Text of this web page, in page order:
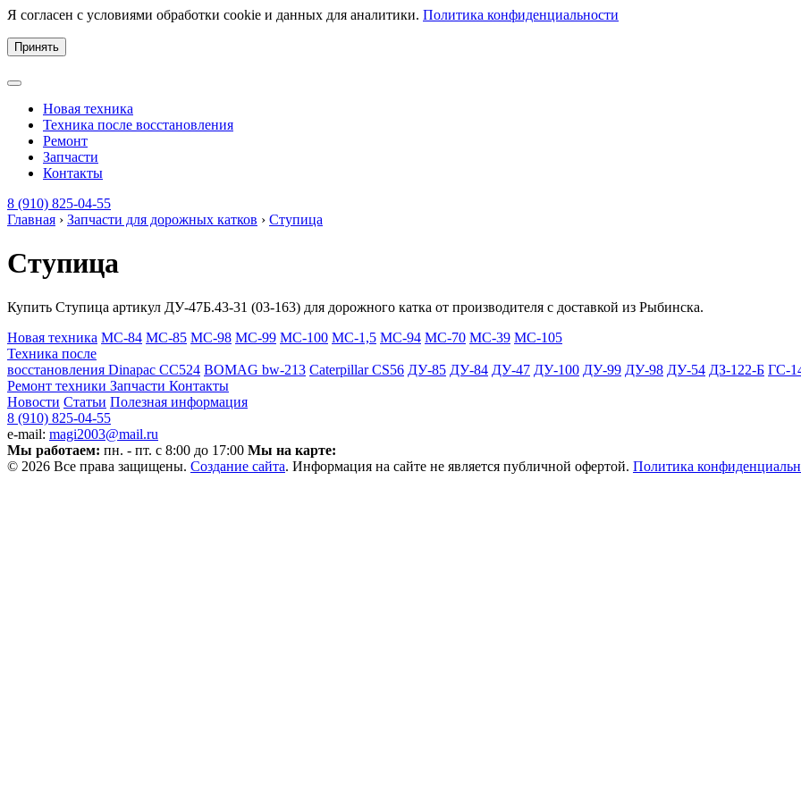
Я согласен с условиями обработки cookie и данных для аналитики. Политика конфиденциальности
Принять
Новая техника
Техника после восстановления
Ремонт
Запчасти
Контакты
8 (910) 825-04-55
Главная › Запчасти для дорожных катков › Ступица
Ступица
Купить Ступица артикул ДУ-47Б.43-31 (03-163) для дорожного катка от производителя с доставкой из Рыбинска.
Новая техника МС-84 МС-85 МС-98 МС-99 МС-100 МС-1,5 МС-94 МС-70 МС-39 МС-105
Техника после
восстановления Dinapac СС524 BOMAG bw-213 Caterpillar CS56 ДУ-85 ДУ-84 ДУ-47 ДУ-100 ДУ-99 ДУ-98 ДУ-54 ДЗ-122-Б ГС-
Ремонт техники Запчасти Контакты
Новости Статьи Полезная информация
8 (910) 825-04-55
e-mail: magi2003@mail.ru
Мы работаем: пн. - пт. с 8:00 до 17:00 Мы на карте:
© 2026 Все права защищены. Создание сайта. Информация на сайте не является публичной офертой. Политика